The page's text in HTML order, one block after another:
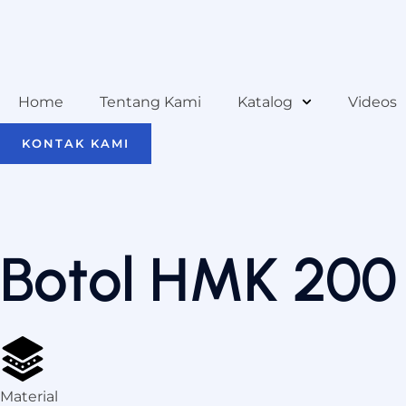
Home Tentang Kami Katalog Videos
KONTAK KAMI
Botol HMK
Material